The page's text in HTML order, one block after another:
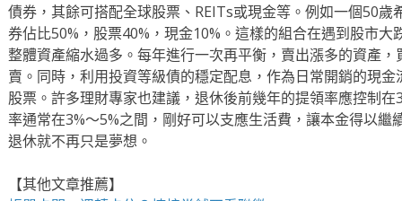
債券，其餘可搭配全球股票、REITs或現金等。例如一個50
券佔比50%，股票40%，現金10%。這樣的組合在遇到股市
整體資產縮水過多。每年進行一次再平衡，賣出漲多的資產
賣。同時，利用投資等級債的穩定配息，作為日常開銷的現
股票。許多理財專家也建議，退休後前幾年的提領率應控制
率通常在3%～5%之間，剛好可以支應生活費，讓本金得以繼
退休就不再只是夢想。
【其他文章推薦】